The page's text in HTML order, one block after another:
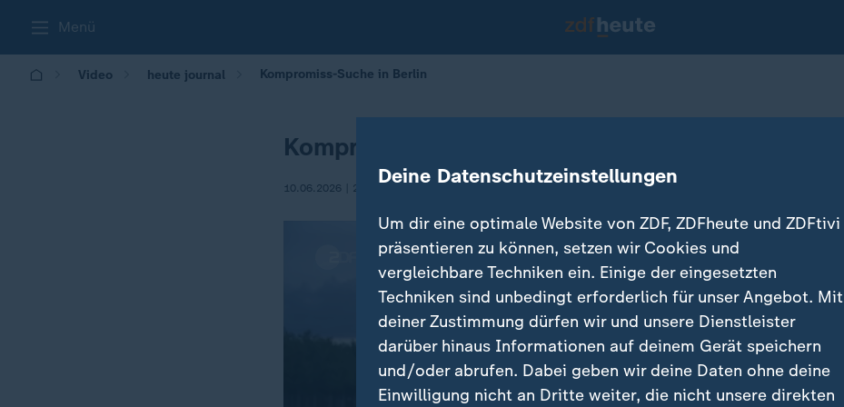
Menü
Video heute journal Kompromiss-Suche in Berlin
Kompromiss-Suche in Berlin
10.06.2026 | 21:45 Deine Datenschutzeinstellungen
Um dir eine optimale Website von ZDF, ZDFheute und ZDFtivi
präsentieren zu können, setzen wir Cookies und
vergleichbare Techniken ein. Einige der eingesetzten
Techniken sind unbedingt erforderlich für unser Angebot. Mit
deiner Zustimmung dürfen wir und unsere Dienstleister
darüber hinaus Informationen auf deinem Gerät speichern
und/oder abrufen. Dabei geben wir deine Daten ohne deine
Einwilligung nicht an Dritte weiter, die nicht unsere direkten